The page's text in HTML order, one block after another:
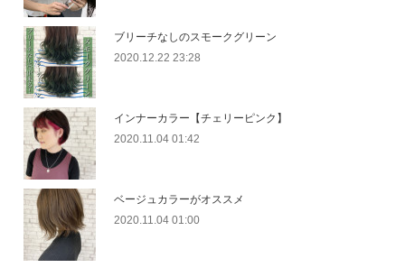
ブリーチなしのスモークグリーン
2020.12.22 23:28
インナーカラー【チェリーピンク】
2020.11.04 01:42
ベージュカラーがオススメ
2020.11.04 01:00